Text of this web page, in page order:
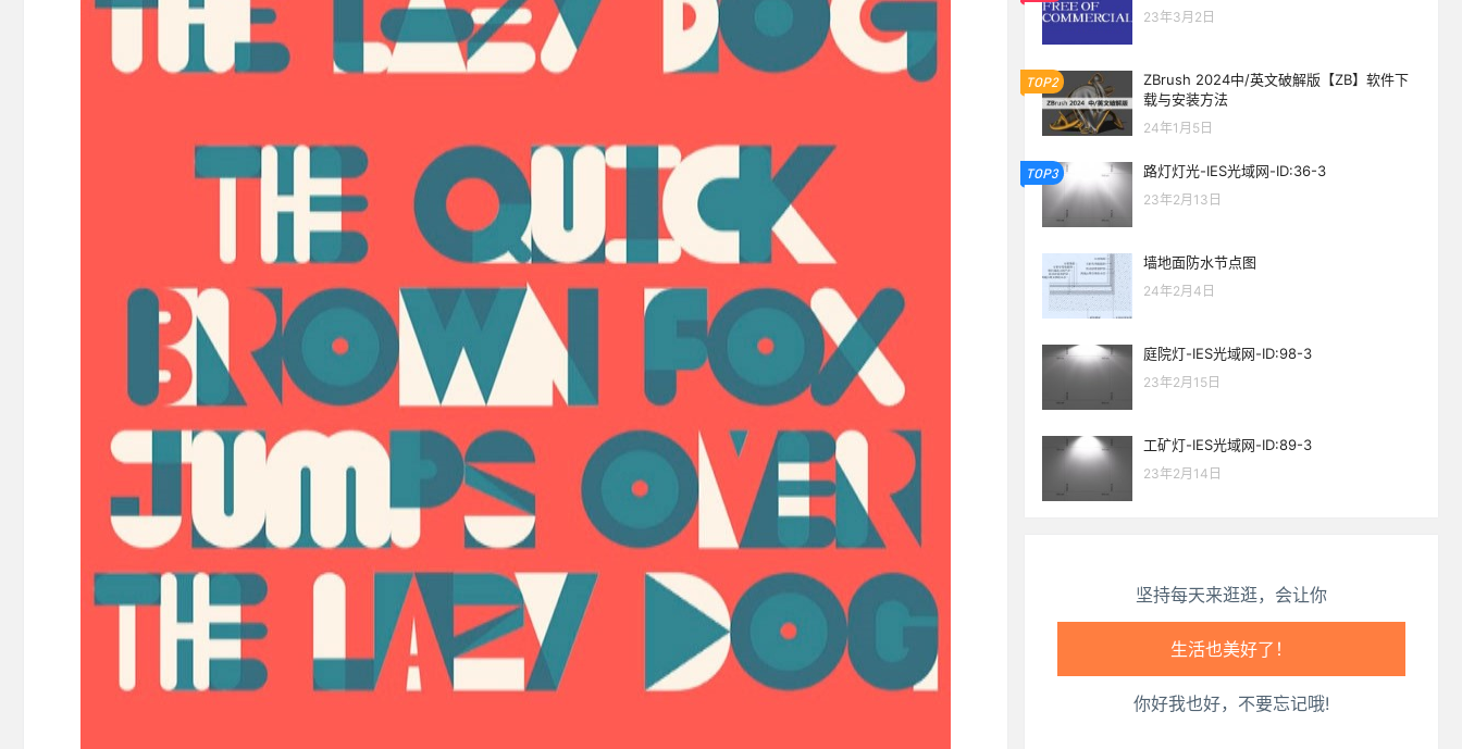
23年3月2日
TOP2
ZBrush 2024中/英文破解版【ZB】软件下
载与安装方法
24年1月5日
TOP3 路灯灯光-IES光域网-ID:36-3
23年2月13日
墙地面防水节点图
24年2月4日
庭院灯-IES光域网-ID:98-3
23年2月15日
工矿灯-IES光域网-ID:89-3
23年2月14日
坚持每天来逛逛，会让你
生活也美好了！
走路也有劲了！
腰也不酸了！
工作也轻松了！
你好我也好，不要忘记哦!